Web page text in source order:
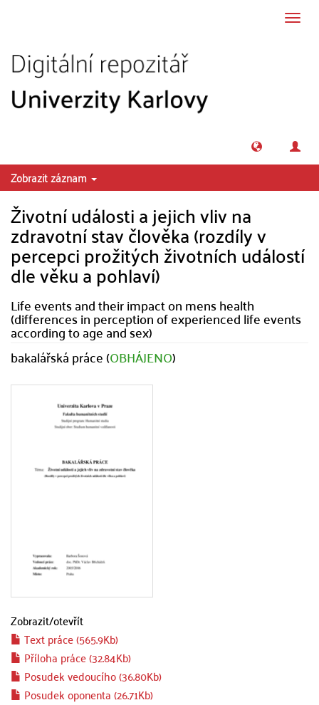
Zobrazit záznam
Životní události a jejich vliv na
zdravotní stav člověka (rozdíly v
percepci prožitých životních událostí
dle věku a pohlaví)
Life events and their impact on mens health
(differences in perception of experienced life events
according to age and sex)
bakalářská práce (OBHÁJENO)
Zobrazit/otevřít
Text práce (565.9Kb)
Příloha práce (32.84Kb)
Posudek vedoucího (36.80Kb)
Posudek oponenta (26.71Kb)